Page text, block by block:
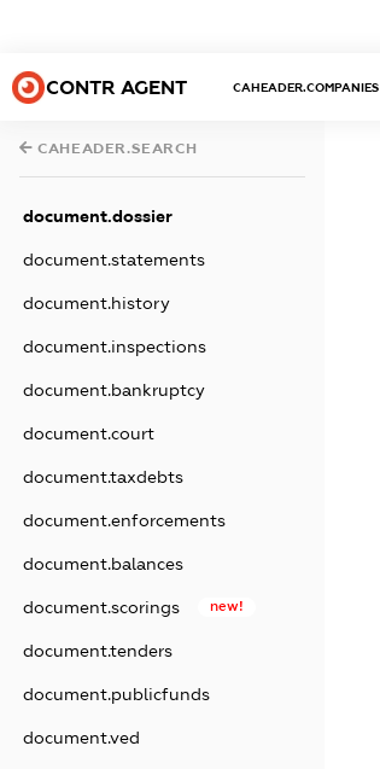
CONTR AGENT CAHEADER.COMPANIES
CAHEADER.SEARCH
document.dossier
document.statements
document.history
document.inspections
document.bankruptcy
document.court
document.taxdebts
document.enforcements
document.balances
document.scorings new!
document.tenders
document.publicfunds
document.ved